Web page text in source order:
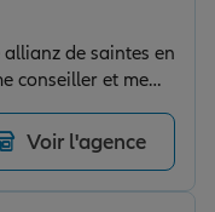
de saintes en
conseiller et me
en un temps
fermés agence tres
MERCI
Voir l'agence